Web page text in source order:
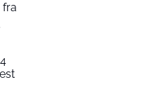
fra